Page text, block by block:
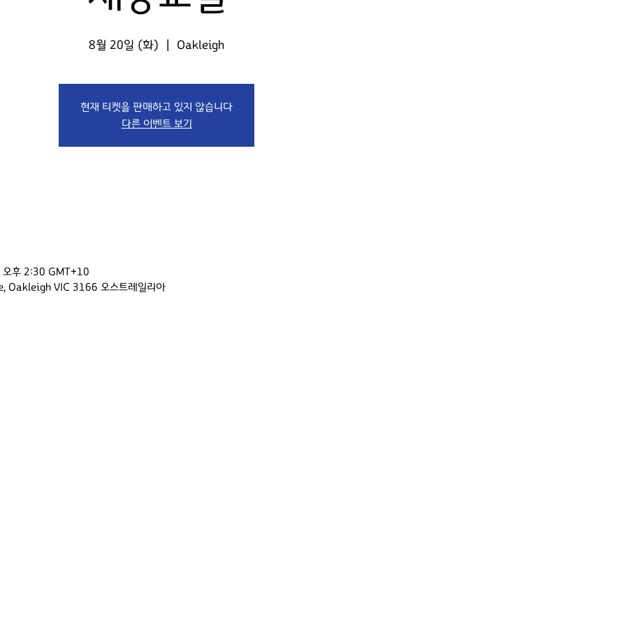
8월 20일 (화) Oakleigh
현재 티켓을 판매하고 있지 않습니다
다른 이벤트 보기
후 2:30 GMT+10
VIC 3166 오스트레일리아